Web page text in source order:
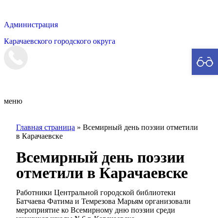
Администрация
Карачаевского городского округа
меню
Главная страница » Всемирный день поэзии отметили
в Карачаевске
Всемирный день поэзии
отметили в Карачаевске
Работники Центральной городской библиотеки
Батчаева Фатима и Темрезова Марьям организовали
мероприятие ко Всемирному дню поэзии среди